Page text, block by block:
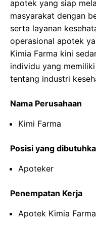
apotek yang siap
masyarakat dengan
serta layanan
operasional apotek
Kimia Farma kini
individu yang
tentang industri
Nama Perusahaan
Kimi Farma
Posisi yang
Apoteker
Penempatan Kerja
Apotek Kimia